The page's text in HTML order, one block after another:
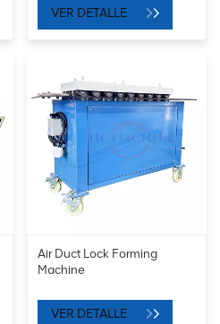
VER DETALLE
Air Duct Lock Forming
Machine
VER DETALLE